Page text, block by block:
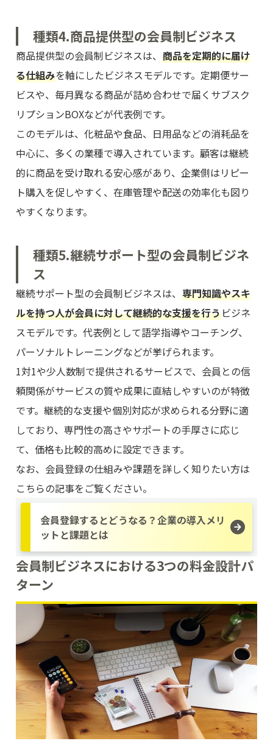
種類4.商品提供型の会員制ビジネス
商品提供型の会員制ビジネスは、商品を定期的に届け
る仕組みを軸にしたビジネスモデルです。定期便サー
ビスや、毎月異なる商品が詰め合わせで届くサブスク
リプションBOXなどが代表例です。
このモデルは、化粧品や食品、日用品などの消耗品を
中心に、多くの業種で導入されています。顧客は継続
的に商品を受け取れる安心感があり、企業側はリピー
ト購入を促しやすく、在庫管理や配送の効率化も図り
やすくなります。
種類5.継続サポート型の会員制ビジネ
ス
継続サポート型の会員制ビジネスは、専門知識やスキ
ルを持つ人が会員に対して継続的な支援を行うビジネ
スモデルです。代表例として語学指導やコーチング、
パーソナルトレーニングなどが挙げられます。
1対1や少人数制で提供されるサービスで、会員との信
頼関係がサービスの質や成果に直結しやすいのが特徴
です。継続的な支援や個別対応が求められる分野に適
しており、専門性の高さやサポートの手厚さに応じ
て、価格も比較的高めに設定できます。
なお、会員登録の仕組みや課題を詳しく知りたい方は
こちらの記事をご覧ください。
会員登録するとどうなる？企業の導入メリ
ットと課題とは
会員制ビジネスにおける3つの料金設計パ
ターン